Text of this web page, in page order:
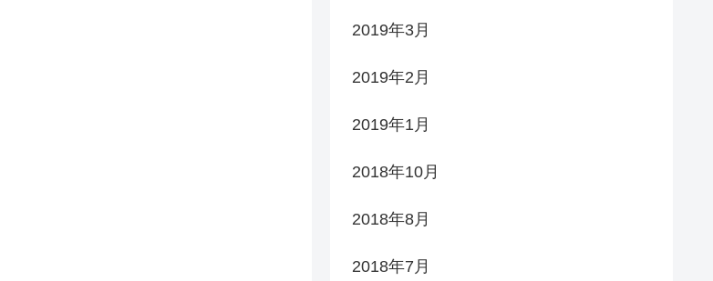
2019年3月
2019年2月
2019年1月
2018年10月
2018年8月
2018年7月